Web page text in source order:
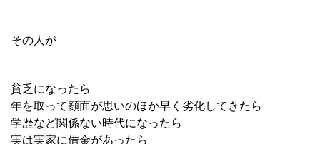
その人が
貧乏になったら
年を取って顔面が思いのほか早く劣化してきたら
学歴など関係ない時代になったら
実は実家に借金があったら